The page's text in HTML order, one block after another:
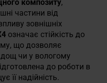
композиту,
частини від
зовнішніх
означає стійкість до
що дозволяє
чи у вологому
до роботи в
її надійність.